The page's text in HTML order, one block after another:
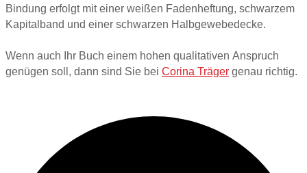
Bindung erfolgt mit einer weißen Fadenheftung, schwarzem
Kapitalband und einer schwarzen Halbgewebedecke.
Wenn auch Ihr Buch einem hohen qualitativen Anspruch
genügen soll, dann sind Sie bei Corina Träger genau richtig.